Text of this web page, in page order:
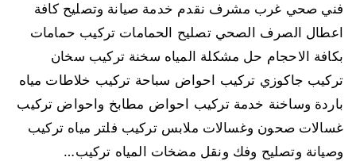
فني صحي غرب مشرف نقدم خدمة صيانة وتصليح كافة
اعطال الصرف الصحي تصليح الحمامات تركيب حمامات
بكافة الاحجام حل مشكلة المياه سخنة تركيب سخان
تركيب جاكوزي تركيب احواض سباحة تركيب خلاطات مياه
باردة وساخنة خدمة تركيب احواض مطابخ واحواض تركيب
غسالات صحون وغسالات ملابس تركيب فلتر مياه تركيب
وصيانة وتصليح وفك ونقل مضخات المياه تركيب…